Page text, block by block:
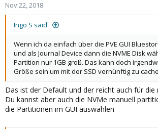
Nov 22, 2018
Ingo S said:
Wenn ich da einfach über die PVE GUI
und als Journal Device dann die NVME Disk
Partition nur 1GB groß. Das kann doch
Größe sein um mit der SSD vernünftig zu
Das ist der Default und der reicht auch für die
Du kannst aber auch die NVMe manuell
die Partitionen im GUI auswählen